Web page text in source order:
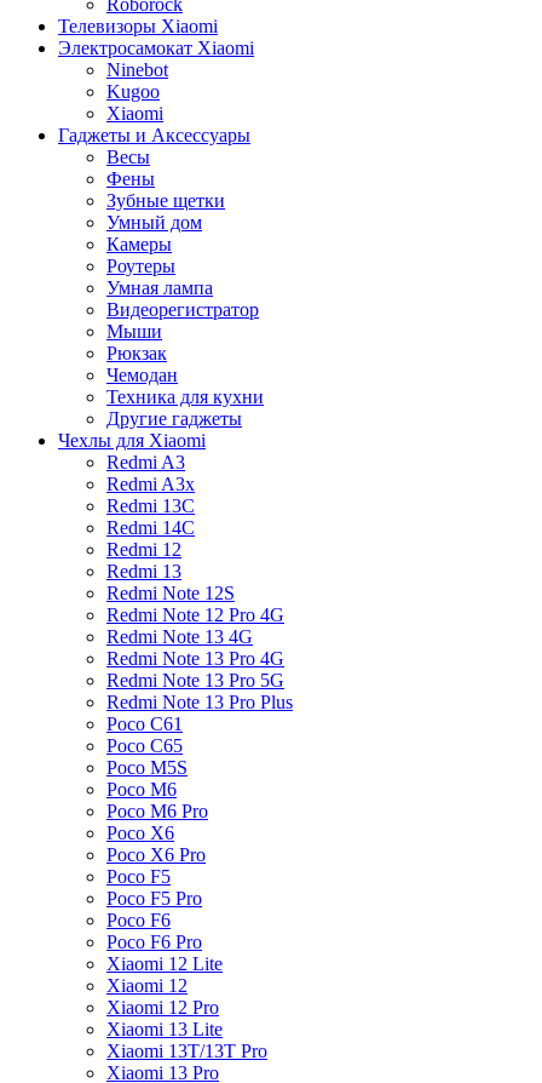
Roborock
Телевизоры Xiaomi
Электросамокат Xiaomi
Ninebot
Kugoo
Xiaomi
Гаджеты и Аксессуары
Весы
Фены
Зубные щетки
Умный дом
Камеры
Роутеры
Умная лампа
Видеорегистратор
Мыши
Рюкзак
Чемодан
Техника для кухни
Другие гаджеты
Чехлы для Xiaomi
Redmi A3
Redmi A3x
Redmi 13C
Redmi 14C
Redmi 12
Redmi 13
Redmi Note 12S
Redmi Note 12 Pro 4G
Redmi Note 13 4G
Redmi Note 13 Pro 4G
Redmi Note 13 Pro 5G
Redmi Note 13 Pro Plus
Poco C61
Poco C65
Poco M5S
Poco M6
Poco M6 Pro
Poco X6
Poco X6 Pro
Poco F5
Poco F5 Pro
Poco F6
Poco F6 Pro
Xiaomi 12 Lite
Xiaomi 12
Xiaomi 12 Pro
Xiaomi 13 Lite
Xiaomi 13T/13T Pro
Xiaomi 13 Pro